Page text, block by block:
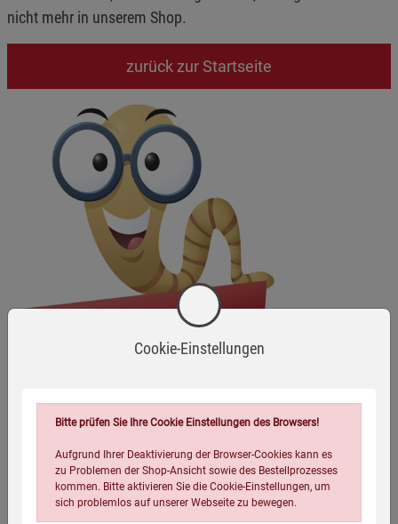
nicht mehr in unserem Shop.
zurück zur Startseite
Cookie-Einstellungen
Bitte prüfen Sie Ihre Cookie Einstellungen des Browsers!
Aufgrund Ihrer Deaktivierung der Browser-Cookies kann es
zu Problemen der Shop-Ansicht sowie des Bestellprozesses
kommen. Bitte aktivieren Sie die Cookie-Einstellungen, um
sich problemlos auf unserer Webseite zu bewegen.